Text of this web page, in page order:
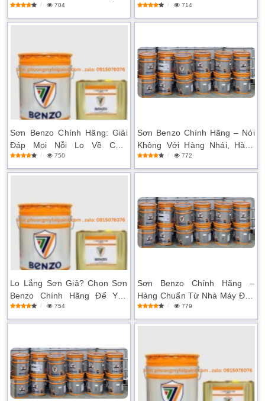
Cao Cấp
704
Không Rõ Nguồn Gốc
714
Sơn Benzo Chính Hãng: Giải
Đáp Mọi Nỗi Lo Về Chất
Lượng Sơn750
Sơn Benzo Chính Hãng – Nói
Không Với Hàng Nhái, Hàng
Kém Chất Lượng
772
Lo Lắng Sơn Giả? Chọn Sơn
Benzo Chính Hãng Để Yên
Tâm Tuyệt Đối
754
Sơn Benzo Chính Hãng –
Hàng Chuẩn Từ Nhà Máy Đến
Tay Bạn
779